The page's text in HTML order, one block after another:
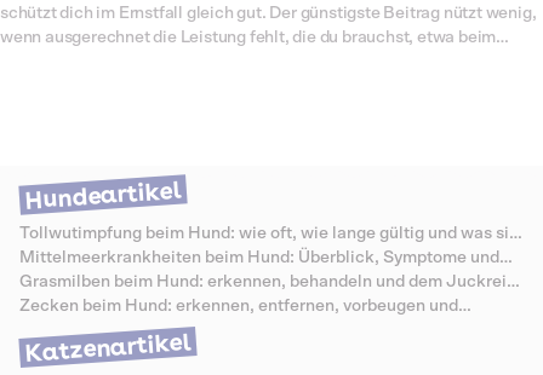
schützt dich im Ernstfall gleich gut. Der günstigste Beitrag nützt wenig,
wenn ausgerechnet die Leistung fehlt, die du brauchst, etwa beim
guter Tarif kosten darf, welche Anbieter es am Markt gibt und welche
Fehler du beim Vergleich vermeiden solltest. So findest du den Schutz,
der wirklich zu dir und deinem Hund passt.
Hundeartikel
Tollwutimpfung beim Hund: wie oft, wie lange gültig und was sie
kostet
Mittelmeerkrankheiten beim Hund: Überblick, Symptome und
Schutz
Grasmilben beim Hund: erkennen, behandeln und dem Juckreiz
vorbeugen
Zecken beim Hund: erkennen, entfernen, vorbeugen und
Krankheiten vermeiden
Katzenartikel